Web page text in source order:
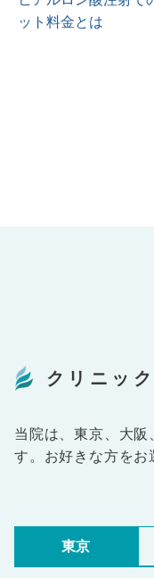
ット料金とは
クリニッ
当院は、東京、大阪
す。お好きな方をお
東京